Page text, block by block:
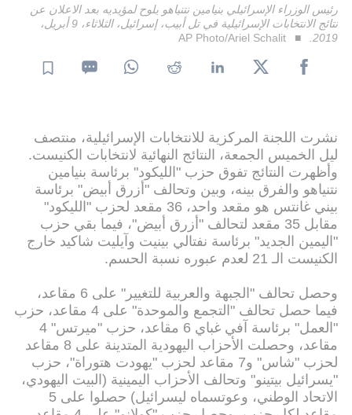
رئيس الوزراء الإسرائيلي بنيامين نتنياهو يلوح لمؤيديه بعد الاعلان عن
نتائج الانتخابات الإسرائيلية في تل أبيب، إسرائيل، الثلاثاء، 9 أبريل،
2019.
AP Photo/Ariel Schalit
نشرت اللجنة المركزية للانتخابات الإسرائيلية، منتصف
ليل الخميس الجمعة، النتائج النهائية لانتخابات الكنيست.
وأظهرت النتائج تفوق حزب "الليكود" برئاسة بنيامين
نتنياهو والفرق بينه، وبين وتحالف "أزرق أبيض" برئاسة
بيني غانتس هو مقعد واحد، 36 مقعد لحزب "الليكود"
مقابل 35 مقعد لتحالف "أزرق أبيض"، فيما بقي حزب
"اليمين الجديد" برئاسة نفتالي بينيت وآيليت شاكيد خارج
الكنيست الـ 21 لعدم عبوره نسبة الحسم.
وحصل تحالف "الجبهة والعربية للتغيير" على 6 مقاعد،
فيما حصل تحالف "التجمع والموحدة" على 4 مقاعد، حزب
"العمل" برئاسة آفي غباي 6 مقاعد، حزب "ميرتس" 4
مقاعد، وحصلت الأحزاب اليهودية المتدينة على 8 مقاعد
لحزب "شاس" و7 مقاعد لحزب "يهودت هتوراة"، حزب
"يسرائيل بيتينو" وتحالف الأحزاب اليمينية (البيت اليهودي،
الاتحاد الوطني، وعوتسماه ليسرائيل) حصلوا على 5